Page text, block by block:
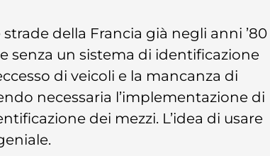
della Francia già negli anni ’80
senza un sistema di identificazione
di veicoli e la mancanza di
necessaria l’implementazione di
dei mezzi. L’idea di usare